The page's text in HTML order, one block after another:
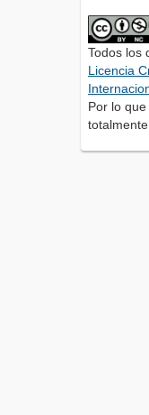
Todos los
Licencia
Por lo